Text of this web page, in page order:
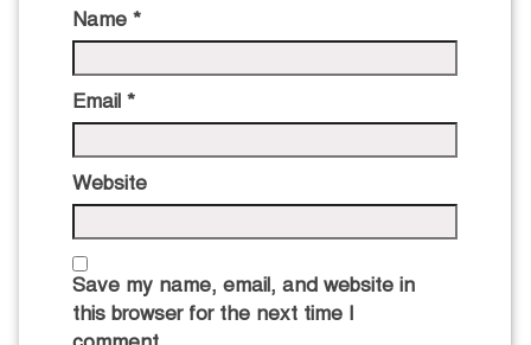
Name *
Email *
Website
Save my name, email, and website in
this browser for the next time I